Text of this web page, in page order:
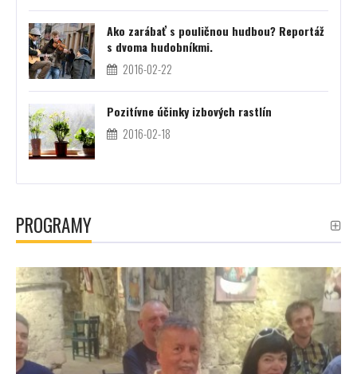
Ako zarábať s pouličnou hudbou? Reportáž
s dvoma hudobníkmi.
2016-02-22
Pozitívne účinky izbových rastlín
2016-02-18
PROGRAMY